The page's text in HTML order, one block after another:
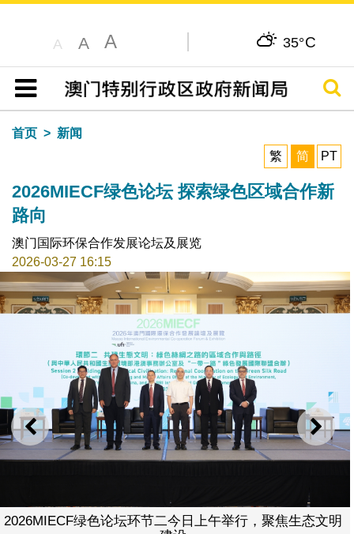
A A A 35°C
目录
搜寻
首页
新闻
繁
简 PT
2026MIECF绿色论坛 探索绿色区域合作新
路向
澳门国际环保合作发展论坛及展览
2026-03-27 16:15
上一则 下一
色论坛环节二今日上午举行，聚焦生态文明
2026MIECF